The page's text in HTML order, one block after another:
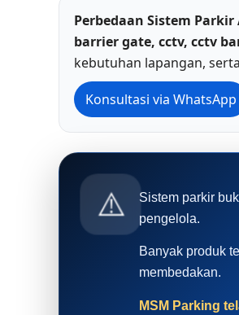
Perbedaan Sistem
barrier gate, cctv, cctv
kebutuhan lapangan,
Konsultasi via WhatsApp
⚠️
Sistem parkir
pengelola.
Banyak produk
membedakan.
MSM Parking